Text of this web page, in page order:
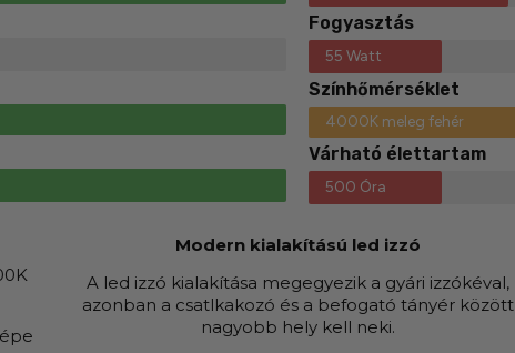
Fogyasztás
55 Watt
Színhőmérséklet
4000K meleg fehér
Várható élettartam
500 Óra
Modern kialakítású led izzó
A led izzó kialakítása megegyezik a gyári izzókéval,
azonban a csatlkakozó és a befogató tányér között
nagyobb hely kell neki.